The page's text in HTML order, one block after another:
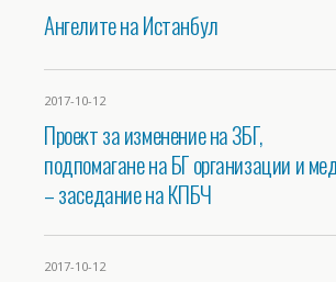
Ангелите на Истанбул
2017-10-12
Проект за изменение на ЗБГ,
подпомагане на БГ организации и
– заседание на КПБЧ
2017-10-12